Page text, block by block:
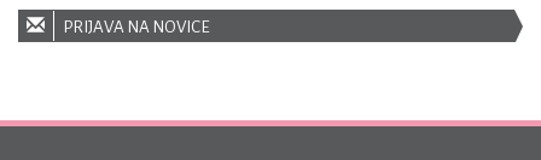
PRIJAVA NA NOVICE